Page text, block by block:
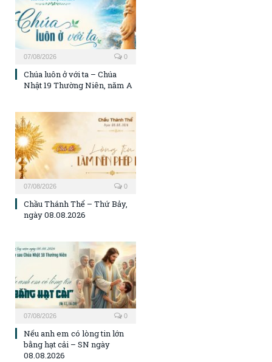
07/08/2026 0
Chúa luôn ở với ta – Chúa
Nhật 19 Thường Niên, năm A
07/08/2026 0
Chầu Thánh Thể – Thứ Bảy,
ngày 08.08.2026
07/08/2026 0
Nếu anh em có lòng tin lớn
bằng hạt cải – SN ngày
08.08.2026